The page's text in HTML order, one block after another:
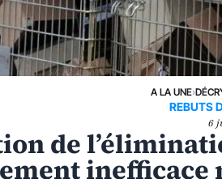
A LA UNE›
REBUTS
6
de